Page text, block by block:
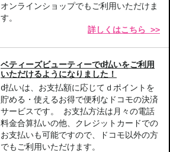
オンラインショップでもご利用いただけま
す。
詳しくはこちら >>
ベティーズビューティーでd払いをご利用
いただけるようになりました！
d払いは、お支払額に応じてｄポイントを
貯める・使えるお得で便利なドコモの決済
サービスです。 お支払方法は月々の電話
料金合算払いの他、クレジットカードでの
お支払いも可能ですので、ドコモ以外の方
でもご利用いただけます。